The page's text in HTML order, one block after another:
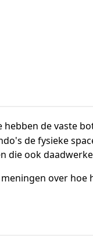
de vaste
de fysieke
ook
over hoe